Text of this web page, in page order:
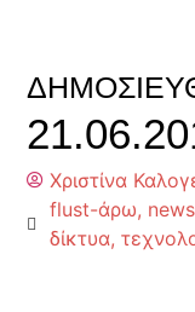
Χριστίνα
flust-άρω, news
δίκτυα,